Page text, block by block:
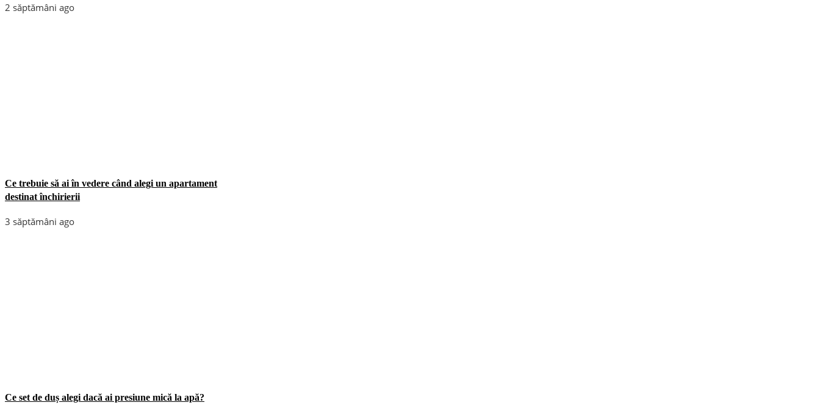
2 săptămâni ago
Ce trebuie să ai în vedere când alegi un apartament
destinat închirierii
3 săptămâni ago
Ce set de duș alegi dacă ai presiune mică la apă?